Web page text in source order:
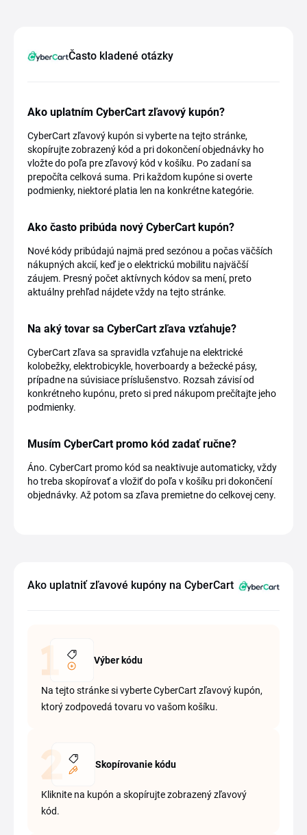
Často kladené otázky
Ako uplatním CyberCart zľavový kupón?
CyberCart zľavový kupón si vyberte na tejto stránke,
skopírujte zobrazený kód a pri dokončení objednávky ho
vložte do poľa pre zľavový kód v košíku. Po zadaní sa
prepočíta celková suma. Pri každom kupóne si overte
podmienky, niektoré platia len na konkrétne kategórie.
Ako často pribúda nový CyberCart kupón?
Nové kódy pribúdajú najmä pred sezónou a počas väčších
nákupných akcií, keď je o elektrickú mobilitu najväčší
záujem. Presný počet aktívnych kódov sa mení, preto
aktuálny prehľad nájdete vždy na tejto stránke.
Na aký tovar sa CyberCart zľava vzťahuje?
CyberCart zľava sa spravidla vzťahuje na elektrické
kolobežky, elektrobicykle, hoverboardy a bežecké pásy,
prípadne na súvisiace príslušenstvo. Rozsah závisí od
konkrétneho kupónu, preto si pred nákupom prečítajte jeho
podmienky.
Musím CyberCart promo kód zadať ručne?
Áno. CyberCart promo kód sa neaktivuje automaticky, vždy
ho treba skopírovať a vložiť do poľa v košíku pri dokončení
objednávky. Až potom sa zľava premietne do celkovej ceny.
Ako uplatniť zľavové kupóny na CyberCart
Výber kódu
Na tejto stránke si vyberte CyberCart zľavový kupón,
ktorý zodpovedá tovaru vo vašom košíku.
Skopírovanie kódu
Kliknite na kupón a skopírujte zobrazený zľavový
kód.